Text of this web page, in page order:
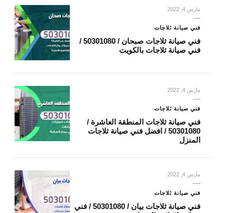
مارس 4, 2022
فني صيانة ثلاجات
فني صيانة ثلاجات صبحان / 50301080 /
فني صيانة ثلاجات بالكويت
مارس 4, 2022
فني صيانة ثلاجات
فني صيانة ثلاجات المنطقة العاشرة /
50301080 / افضل فني صيانة ثلاجات
المنزل
مارس 4, 2022
فني صيانة ثلاجات
فني صيانة ثلاجات بيان / 50301080 / فني